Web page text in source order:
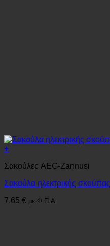
+
Σακούλες AEG-Zannusi
Σακούλα ηλεκτρικής
7.65 € με Φ.Π.Α.